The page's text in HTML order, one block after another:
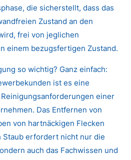
die sicherstellt, dass das
Zustand an den
frei von jeglichen
einem bezugsfertigen Zustand.
so wichtig? Ganz einfach:
ist es eine
einer
Das Entfernen von
von hartnäckigen Flecken
Staub erfordert nicht nur die
auch das Fachwissen und